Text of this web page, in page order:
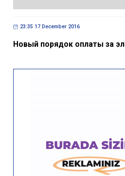
23:35 17 December 2016
Новый порядок оплаты за